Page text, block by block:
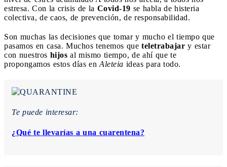
estresa. Con la crisis de la Covid-19 se habla de histeria
colectiva, de caos, de prevención, de responsabilidad.
Son muchas las decisiones que tomar y mucho el tiempo que
pasamos en casa. Muchos tenemos que teletrabajar y estar
con nuestros hijos al mismo tiempo, de ahí que te
propongamos estos días en Aleteia ideas para todo.
Te puede interesar:
¿Qué te llevarías a una cuarentena?